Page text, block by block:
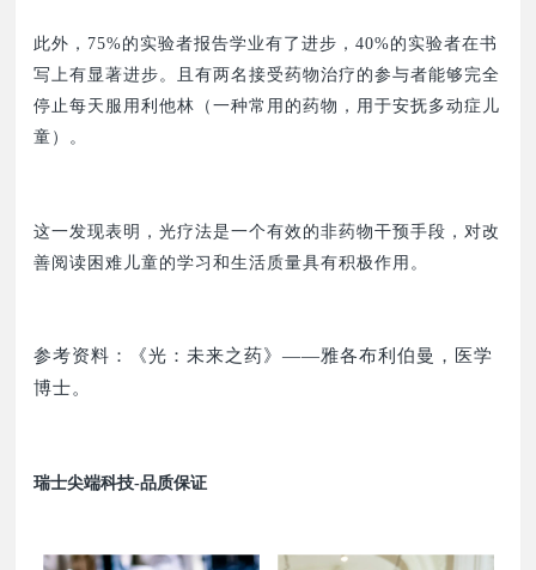
此外，75%的实验者报告学业有了进步，40%的 实验者在书
写上有显著进步。且有两名接受药物治疗的参与者能够完全
停止每天服用利他林（一种常用的药物，用于安抚多动症儿
童）。
这一发现表明，光疗法是一个有效的非药物干预手段，对改
善阅读困难儿童的学习和生活质量具有积极作用。
参考资料：《光：未来之药》——雅各布利伯曼，医学
博士。
瑞士尖端科技-品质保证